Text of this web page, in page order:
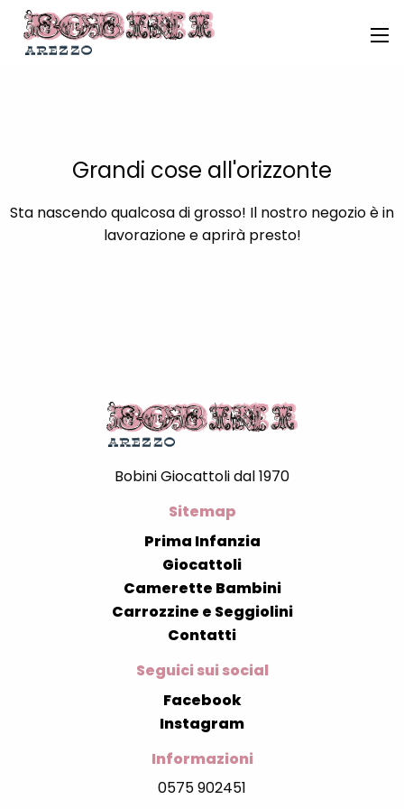
Grandi cose all'orizzonte
Sta nascendo qualcosa di grosso! Il nostro negozio è in
lavorazione e aprirà presto!
Bobini Giocattoli dal 1970
Sitemap
Prima Infanzia
Giocattoli
Camerette Bambini
Carrozzine e Seggiolini
Contatti
Seguici sui social
Facebook
Instagram
Informazioni
0575 902451